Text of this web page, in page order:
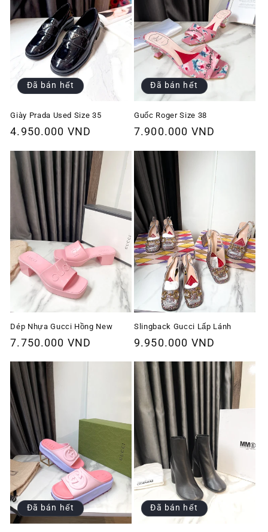
Đã bán hết
Giày Prada Used Size 35
Giá
thường
4.950.000 VND
Đã bán hết
Guốc Roger Size 38
Giá
thường
7.900.000 VND
Dép Nhựa Gucci Hồng New
Giá
thường
7.750.000 VND
Slingback Gucci Lấp Lánh
Giá
thường
9.950.000 VND
Đã bán hết Đã bán hết